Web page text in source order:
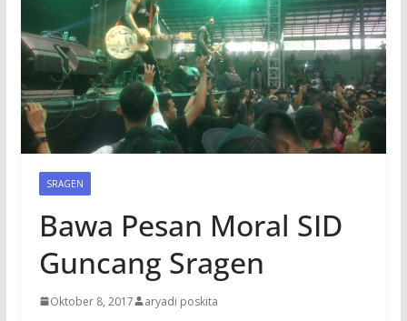
SRAGEN
Bawa Pesan Moral SID
Guncang Sragen
Oktober 8, 2017 aryadi poskita